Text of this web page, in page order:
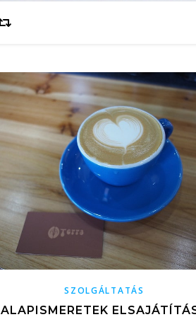
SZOLGÁLTATÁS
ALAPISMERETEK